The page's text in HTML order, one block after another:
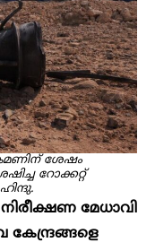
ശേഷം
റോക്കറ്റ്
മേധാവി